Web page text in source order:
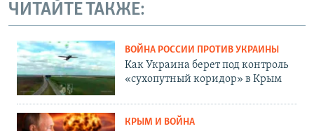
ЧИТАЙТЕ ТАКЖЕ:
ВОЙНА РОССИИ ПРОТИВ УКРАИНЫ
Как Украина берет под контроль
«сухопутный коридор» в Крым
КРЫМ И ВОЙНА